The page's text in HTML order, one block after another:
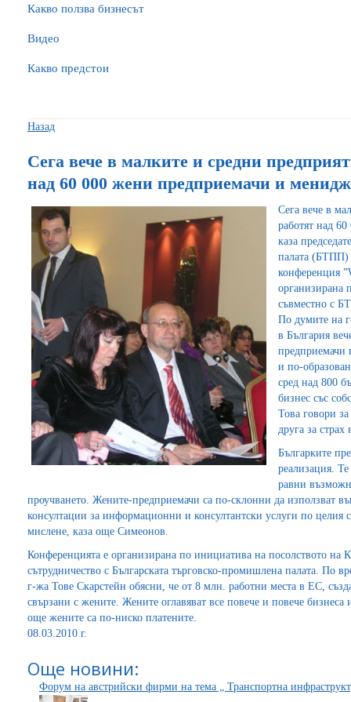
Какво ползва бизнесът
Видео
Какво предстои
Назад
Сега вече в малките и средни
над 60 000 жени предприемачи и
Сега вече в
работят над
каза
палата (БТПП)
конференция
организирана
съвместно с
По думите на
в България
предприемачи
и по-
сред над 800
бизнес със
Това говори за
друга за
Българките
реализация.
равни
проучването. Жените-предприемачи са по-склонни да използват
консултации за информационни и консултантски услуги по целия
мислене, каза още Симеонов.
Конференцията е организирана по инициатива на посолството на
сътрудничество с Българската търговско-промишлена палата. По
г-жа Тове Скарстейн обясни, че от 8 млн. работни места в ЕС,
свързани с жените. Жените оглавяват все повече и повече
още жените са по-ниско платените.
08.03.2010 г.
Още новини:
Форум на австрийски фирми на тема „ Транспортна